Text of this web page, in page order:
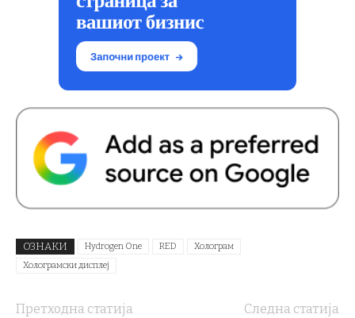
ОЗНАКИ Hydrogen One RED
Холограм
Холограмски дисплеј
Претходна статија
Следна статија